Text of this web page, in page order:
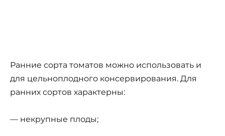
Ранние сорта томатов можно использовать и
для цельноплодного консервирования. Для
ранних сортов характерны:
— некрупные плоды;